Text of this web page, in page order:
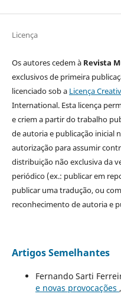
Licença
Os autores cedem à Revista
exclusivos de primeira
licenciado sob a Licença
International. Esta licença
e criem a partir do trabalho
de autoria e publicação inicial
autorização para assumir
distribuição não exclusiva da
periódico (ex.: publicar em
publicar uma tradução, ou
reconhecimento de autoria e
Artigos Semelhantes
Fernando Sarti
e novas provocações ,